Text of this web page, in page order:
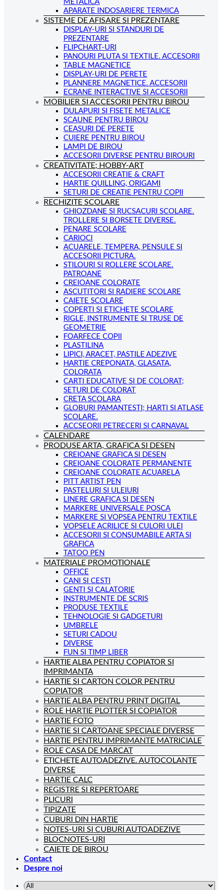
METALICA
APARATE INDOSARIERE TERMICA
SISTEME DE AFISARE SI PREZENTARE
DISPLAY-URI SI STANDURI DE
PREZENTARE
FLIPCHART-URI
PANOURI PLUTA SI TEXTILE. ACCESORII
TABLE MAGNETICE
DISPLAY-URI DE PERETE
PLANNERE MAGNETICE. ACCESORII
ECRANE INTERACTIVE SI ACCESORII
MOBILIER SI ACCESORII PENTRU BIROU
DULAPURI SI FISETE METALICE
SCAUNE PENTRU BIROU
CEASURI DE PERETE
CUIERE PENTRU BIROU
LAMPI DE BIROU
ACCESORII DIVERSE PENTRU BIROURI
CREATIVITATE; HOBBY-ART
ACCESORII CREATIE & CRAFT
HARTIE QUILLING, ORIGAMI
SETURI DE CREATIE PENTRU COPII
RECHIZITE SCOLARE
GHIOZDANE SI RUCSACURI SCOLARE.
TROLLERE SI BORSETE DIVERSE.
PENARE SCOLARE
CARIOCI
ACUARELE, TEMPERA, PENSULE SI
ACCESORII PICTURA.
STILOURI SI ROLLERE SCOLARE.
PATROANE
CREIOANE COLORATE
ASCUTITORI SI RADIERE SCOLARE
CAIETE SCOLARE
COPERTI SI ETICHETE SCOLARE
RIGLE, INSTRUMENTE SI TRUSE DE
GEOMETRIE
FOARFECE COPII
PLASTILINA
LIPICI, ARACET, PASTILE ADEZIVE
HARTIE CREPONATA, GLASATA,
COLORATA
CARTI EDUCATIVE SI DE COLORAT;
SETURI DE COLORAT
CRETA SCOLARA
GLOBURI PAMANTESTI; HARTI SI ATLASE
SCOLARE.
ACCSEORII PETRECERI SI CARNAVAL
CALENDARE
PRODUSE ARTA, GRAFICA SI DESEN
CREIOANE GRAFICA SI DESEN
CREIOANE COLORATE PERMANENTE
CREIOANE COLORATE ACUARELA
PITT ARTIST PEN
PASTELURI SI ULEIURI
LINERE GRAFICA SI DESEN
MARKERE UNIVERSALE POSCA
MARKERE SI VOPSEA PENTRU TEXTILE
VOPSELE ACRILICE SI CULORI ULEI
ACCESORII SI CONSUMABILE ARTA SI
GRAFICA
TATOO PEN
MATERIALE PROMOTIONALE
OFFICE
CANI SI CESTI
GENTI SI CALATORIE
INSTRUMENTE DE SCRIS
PRODUSE TEXTILE
TEHNOLOGIE SI GADGETURI
UMBRELE
SETURI CADOU
DIVERSE
FUN SI TIMP LIBER
HARTIE ALBA PENTRU COPIATOR SI
IMPRIMANTA
HARTIE SI CARTON COLOR PENTRU
COPIATOR
HARTIE ALBA PENTRU PRINT DIGITAL
ROLE HARTIE PLOTTER SI COPIATOR
HARTIE FOTO
HARTIE SI CARTOANE SPECIALE DIVERSE
HARTIE PENTRU IMPRIMANTE MATRICIALE
ROLE CASA DE MARCAT
ETICHETE AUTOADEZIVE. AUTOCOLANTE
DIVERSE
HARTIE CALC
REGISTRE SI REPERTOARE
PLICURI
TIPIZATE
CUBURI DIN HARTIE
NOTES-URI SI CUBURI AUTOADEZIVE
BLOCNOTES-URI
CAIETE DE BIROU
Contact
Despre noi